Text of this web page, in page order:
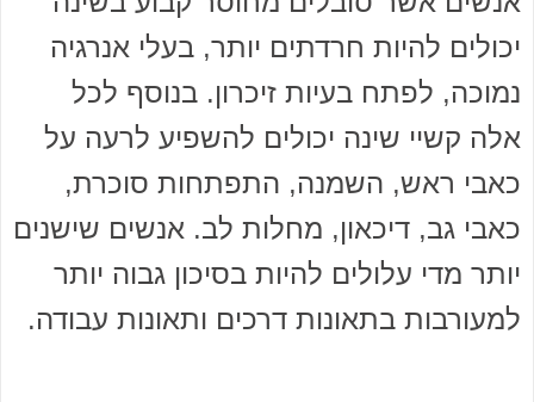
יכולים להיות חרדתים יותר, בעלי אנרגיה
נמוכה, לפתח בעיות זיכרון. בנוסף לכל
אלה קשיי שינה יכולים להשפיע לרעה על
כאבי ראש, השמנה, התפתחות סוכרת,
כאבי גב, דיכאון, מחלות לב. אנשים שישנים
יותר מדי עלולים להיות בסיכון גבוה יותר
למעורבות בתאונות דרכים ותאונות עבודה.